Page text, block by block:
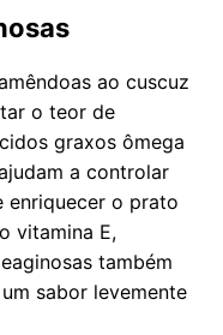
ao cuscuz
o teor de
graxos ômega
a controlar
enriquecer o prato
vitamina E,
também
sabor levemente